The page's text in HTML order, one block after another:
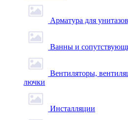
Арматура для
Ванны и
Вентиляторы,
лючки
Инсталляции